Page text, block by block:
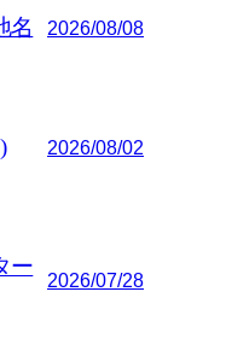
名 2026/08/08
2026/08/02
ー
2026/07/28